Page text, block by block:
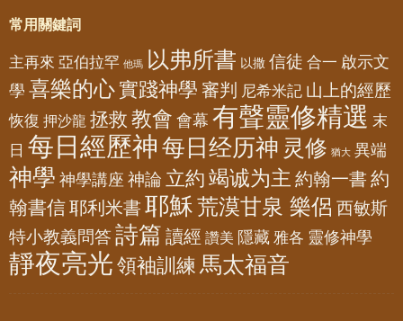
常用關鍵詞
主再來 亞伯拉罕 他瑪 以弗所書 以撒 信徒 合一 啟示文
學 喜樂的心實踐神學 審判 尼希米記 山上的經歷
恢復 押沙龍 拯救 教會 會幕 有聲靈修精選 末
日 每日經歷神 每日经历神 灵修 猶大 異端
神學 神學講座 神論 立約 竭诚为主 約翰一書 約
翰書信耶利米書 耶穌荒漠甘泉 樂侶 西敏斯
特小教義問答詩篇 讀經 讚美 隱藏 雅各 靈修神學
靜夜亮光 領袖訓練 馬太福音